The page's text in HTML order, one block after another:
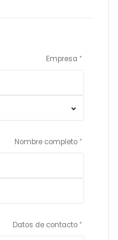
Empresa
Nombre completo
Datos de contacto